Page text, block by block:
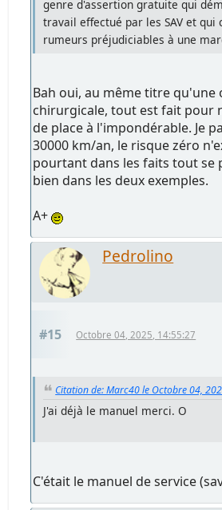
genre d'assertion gratuite qui
travail effectué par les SAV et qui
rumeurs préjudiciables à une
Bah oui, au même titre qu'une
chirurgicale, tout est fait pour
de place à l'impondérable. Je
30000 km/an, le risque zéro
pourtant dans les faits tout se
bien dans les deux exemples.
A+
Pedrolino
#15 Octobre 04, 2025, 14:55:27
Citation de: Marc40 le Octobre 04,
J'ai déjà le manuel merci. O
C'était le manuel de service